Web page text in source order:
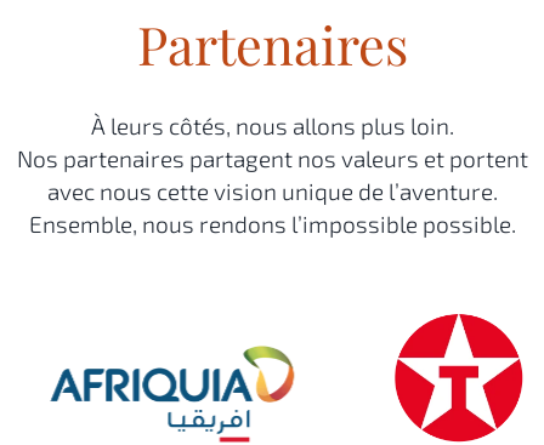
Partenaires
À leurs côtés, nous allons plus loin.
Nos partenaires partagent nos valeurs et portent
avec nous cette vision unique de l’aventure.
Ensemble, nous rendons l’impossible possible.